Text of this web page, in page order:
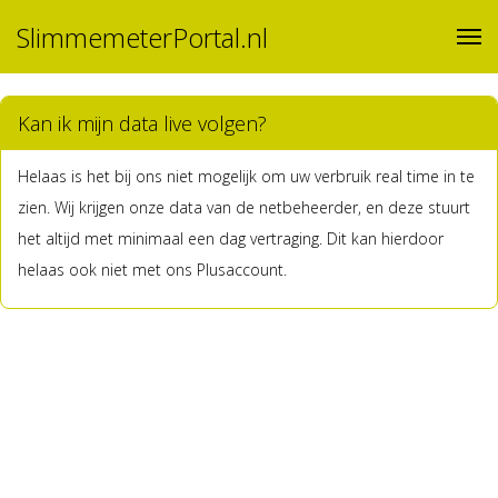
SlimmemeterPortal.nl
Kan ik mijn data live volgen?
Helaas is het bij ons niet mogelijk om uw verbruik real time in te
zien. Wij krijgen onze data van de netbeheerder, en deze stuurt
het altijd met minimaal een dag vertraging. Dit kan hierdoor
helaas ook niet met ons Plusaccount.